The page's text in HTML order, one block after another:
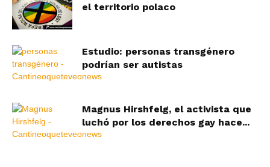
el territorio polaco
Estudio: personas transgénero
podrían ser autistas
Magnus Hirshfelg, el activista que
luchó por los derechos gay hace...